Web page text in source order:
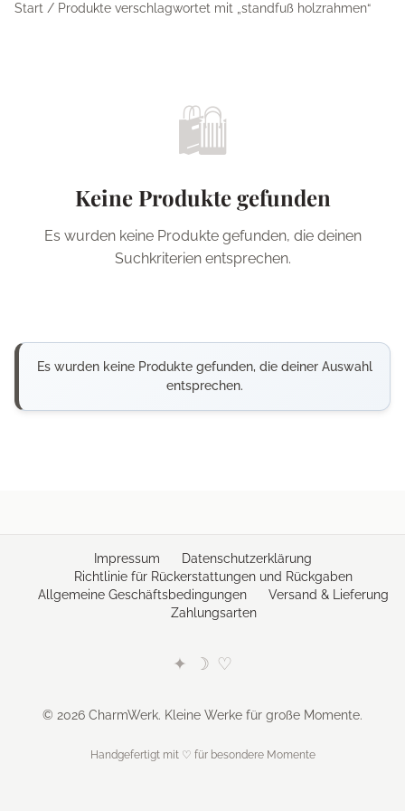
Start / Produkte verschlagwortet mit „standfuß holzrahmen“
🛍️
Keine Produkte gefunden
Es wurden keine Produkte gefunden, die deinen
Suchkriterien entsprechen.
Es wurden keine Produkte gefunden, die deiner Auswahl
entsprechen.
Impressum
Datenschutzerklärung
Richtlinie für Rückerstattungen und Rückgaben
Allgemeine Geschäftsbedingungen
Versand & Lieferung
Zahlungsarten
✦ ☽ ♡
© 2026 CharmWerk. Kleine Werke für große Momente.
Handgefertigt mit ♡ für besondere Momente